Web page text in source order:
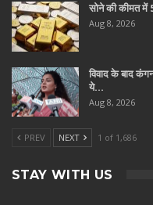
सोने की कीमत में
Aug 8, 2026
विवाद के बाद
ये…
Aug 8, 2026
PREV NEXT 1 of 1,686
STAY WITH US